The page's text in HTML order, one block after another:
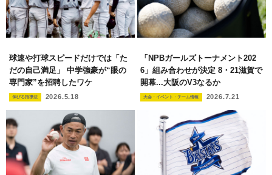
球速や打球スピードだけでは「た
だの自己満足」 中学強豪が“眼の
専門家”を招聘したワケ
伸びる指導法 2026.5.18
「NPBガールズトーナメント202
6」組み合わせが決定 8・21滋賀で
開幕...大阪のV3なるか
大会・イベント・チーム情報 2026.7.21